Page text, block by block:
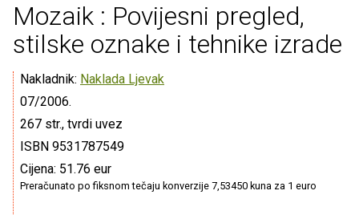
Mozaik : Povijesni pregled,
stilske oznake i tehnike izrade
Nakladnik: Naklada Ljevak
07/2006.
267 str., tvrdi uvez
ISBN 9531787549
Cijena: 51.76 eur
Preračunato po fiksnom tečaju konverzije 7,53450 kuna za 1 euro